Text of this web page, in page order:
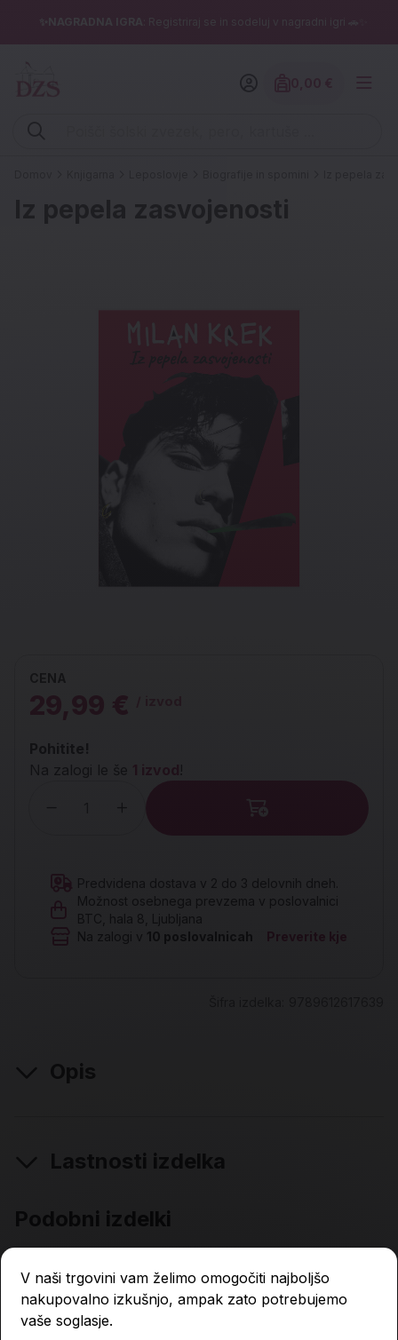
✨NAGRADNA IGRA : Registriraj se in sodeluj v nagradni igri 🚗✨
Vpišite iskalni niz (šolski zvezek, pero, kartuše ...)
Iz pepela zasvojenosti
CENA
29,99 €
Pohitite!
Na zalogi le še 1 izvod !
Predvidena dostava v 2 do 3 delovnih dneh.
Možnost osebnega prevzema v poslovalnici
BTC, hala 8, Ljubljana
Na zalogi v
10 poslovalnicah Preverite kje
Opis
Lastnosti izdelka
Podobni izdelki
V naši trgovini vam želimo omogočiti najboljšo
nakupovalno izkušnjo, ampak zato potrebujemo
vaše soglasje.